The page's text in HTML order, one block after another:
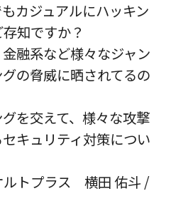
カジュアルにハッキン
知ですか？
融系など様々なジャン
の脅威に晒されてるの
を交えて、様々な攻撃
キュリティ対策につい
ルトプラス 横田 佑斗 /